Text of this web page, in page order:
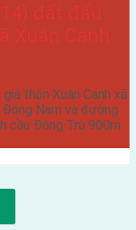
đất đấu
Xuân Canh
thôn Xuân Canh xã
Đông Nam và đường
cầu Đông Trù 900m